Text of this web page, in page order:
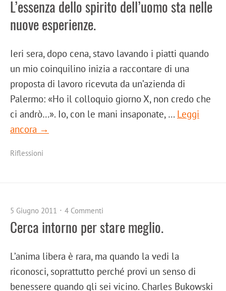
L’essenza dello spirito dell’uomo sta nelle
nuove esperienze.
Ieri sera, dopo cena, stavo lavando i piatti quando
un mio coinquilino inizia a raccontare di una
proposta di lavoro ricevuta da un’azienda di
Palermo: «Ho il colloquio giorno X, non credo che
ci andrò…». Io, con le mani insaponate, … Leggi
ancora →
Riflessioni
5 Giugno 2011 4 Commenti
Cerca intorno per stare meglio.
L’anima libera è rara, ma quando la vedi la
riconosci, soprattutto perché provi un senso di
benessere quando gli sei vicino. Charles Bukowski